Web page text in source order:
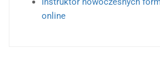
online